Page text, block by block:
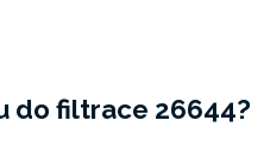
do filtrace 26644?